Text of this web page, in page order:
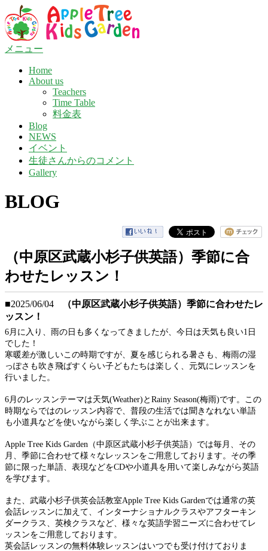
ン
テ
ン
メニュー
Home
About us
Teachers
Time Table
料金表
Blog
NEWS
イベント
生徒さんからのコメント
Gallery
BLOG
（中原区武蔵小杉子供英語）季節に合
わせたレッスン！
■2025/06/04
（中原区武蔵小杉子供英語）季節に合わせたレ
ッスン！
6月に入り、雨の日も多くなってきましたが、今日は天気も良い1日
でした！
寒暖差が激しいこの時期ですが、夏を感じられる暑さも、梅雨の湿
っぽさも吹き飛ばすくらい子どもたちは楽しく、元気にレッスンを
行いました。
6月のレッスンテーマは天気(Weather)とRainy Season(梅雨)です。この
時期ならではのレッスン内容で、普段の生活では聞きなれない単語
も小道具などを使いながら楽しく学ぶことが出来ます。
Apple Tree Kids Garden（中原区武蔵小杉子供英語）では毎月、その
月、季節に合わせて様々なレッスンをご用意しております。その季
節に限った単語、表現などをCDや小道具を用いて楽しみながら英語
を学びます。
また、武蔵小杉子供英会話教室Apple Tree Kids Gardenでは通常の英
会話レッスンに加えて、インターナショナルクラスやアフターキン
ダークラス、英検クラスなど、様々な英語学習ニーズに合わせてレ
ッスンをご用意しております。
英会話レッスンの無料体験レッスンはいつでも受け付けておりま